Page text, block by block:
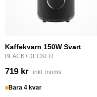
Kaffekvarn 150W Svart
BLACK+DECKER
719 kr inkl. moms
Bara 4 kvar